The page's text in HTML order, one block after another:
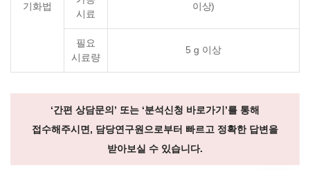
기화법
시료
이상)
필요
시료량
5 g 이상
‘간편 상담문의’ 또는 ‘분석신청 바로가기’를 통해
접수해주시면, 담당연구원으로부터 빠르고 정확한 답변을
받아보실 수 있습니다.